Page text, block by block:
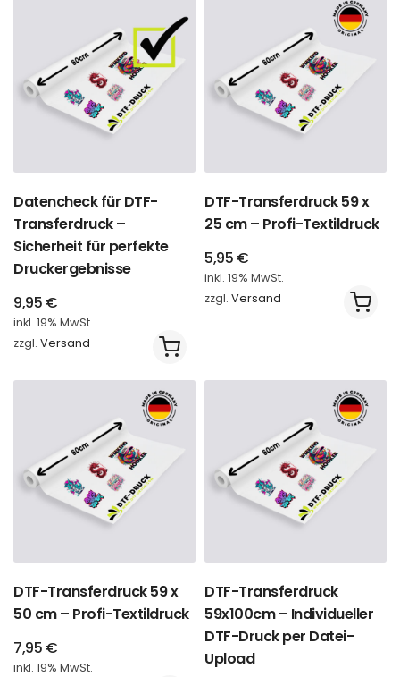
Datencheck für DTF-
Transferdruck –
Sicherheit für perfekte
Druckergebnisse
9,95 €
inkl. 19% MwSt.
zzgl. Versand
DTF-Transferdruck 59 x
25 cm – Profi-Textildruck
5,95 €
inkl. 19% MwSt.
zzgl. Versand
DTF-Transferdruck 59 x
50 cm – Profi-Textildruck
7,95 €
inkl. 19% MwSt.
DTF-Transferdruck
59x100cm – Individueller
DTF-Druck per Datei-
Upload